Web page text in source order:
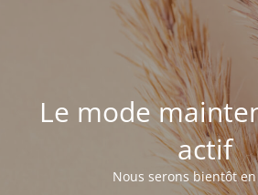
Le mode
actif
Nous serons bientôt